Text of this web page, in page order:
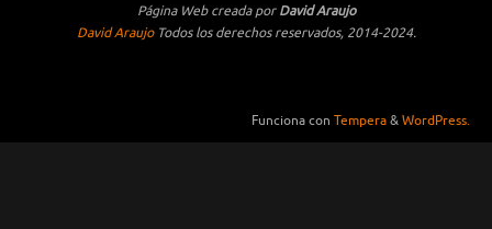
Página Web creada porDavid Araujo
David AraujoTodos los derechos reservados, 2014-2024.
Funciona con Tempera&WordPress.